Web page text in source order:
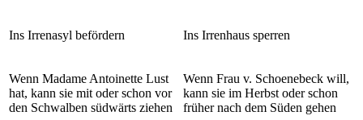
Ins Irrenasyl befördern Ins Irrenhaus sperren
Wenn Madame Antoinette Lust
hat, kann sie mit oder schon vor
den Schwalben südwärts ziehen
Wenn Frau v. Schoenebeck will,
kann sie im Herbst oder schon
früher nach dem Süden gehen